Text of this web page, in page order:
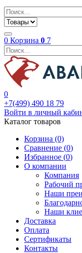
0 Корзина 0 7
0
+7(499) 490 18 79
Войти в личный
Каталог товаров
Корзина (0)
Сравнение (0)
Избранное (0)
О компании
Компания
Рабочий
Наши
Наши
Доставка
Оплата
Сертификаты
Контакты